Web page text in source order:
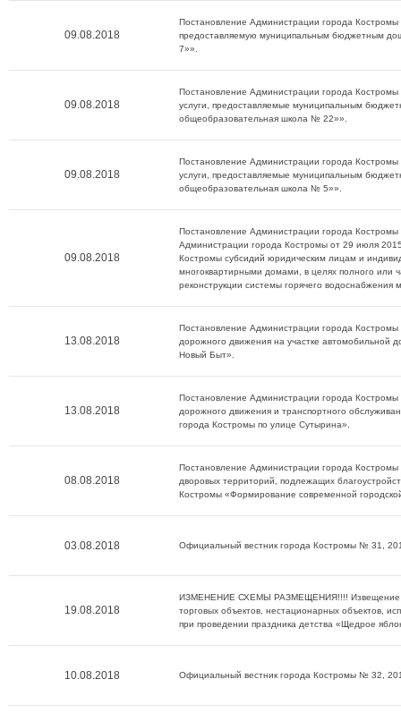
09.08.2018
Постановление Администрации города
предоставляемую муниципальным бюджетным
7»».
09.08.2018
Постановление Администрации города
услуги, предоставляемые муниципальным
общеобразовательная школа № 22»».
09.08.2018
Постановление Администрации города
услуги, предоставляемые муниципальным
общеобразовательная школа № 5»».
09.08.2018
Постановление Администрации города
Администрации города Костромы от 29 июля
Костромы субсидий юридическим лицам и
многоквартирными домами, в целях полного или
реконструкции системы горячего водоснабжения
13.08.2018
Постановление Администрации города
дорожного движения на участке автомобильной
Новый Быт».
13.08.2018
Постановление Администрации города
дорожного движения и транспортного
города Костромы по улице Сутырина».
08.08.2018
Постановление Администрации города
дворовых территорий, подлежащих
Костромы «Формирование современной
03.08.2018 Официальный вестник города Костромы № 31,
19.08.2018
ИЗМЕНЕНИЕ СХЕМЫ РАЗМЕЩЕНИЯ!!!! Извещение о
торговых объектов, нестационарных объектов,
при проведении праздника детства «Щедрое
10.08.2018 Официальный вестник города Костромы № 32,